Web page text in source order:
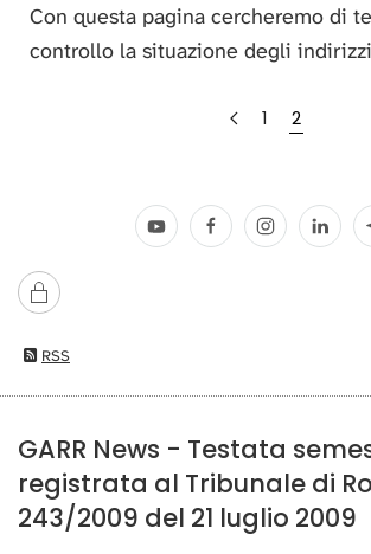
Con questa pagina cercheremo di
controllo la situazione degli
1 2
RSS
GARR News - Testata
registrata al Tribunale di
243/2009 del 21 luglio 2009